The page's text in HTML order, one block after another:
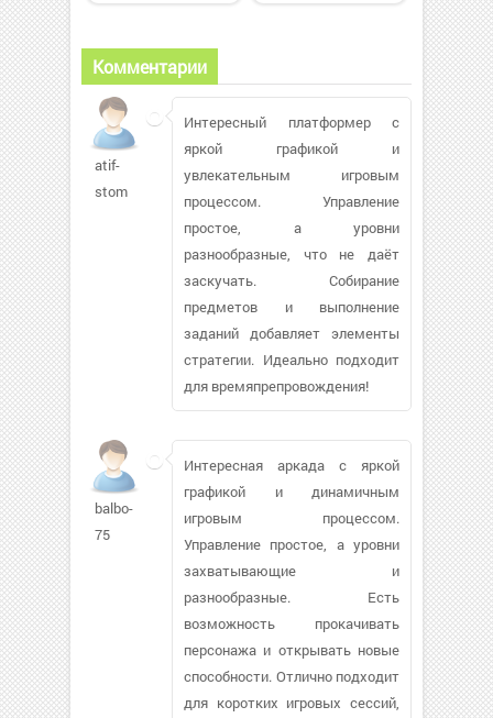
Комментарии
atif-
stom
Интересный платформер с
яркой графикой и
увлекательным игровым
процессом. Управление
простое, а уровни
разнообразные, что не даёт
заскучать. Собирание
предметов и выполнение
заданий добавляет элементы
стратегии. Идеально подходит
для времяпрепровождения!
balbo-
75
Интересная аркада с яркой
графикой и динамичным
игровым процессом.
Управление простое, а уровни
захватывающие и
разнообразные. Есть
возможность прокачивать
персонажа и открывать новые
способности. Отлично подходит
для коротких игровых сессий,